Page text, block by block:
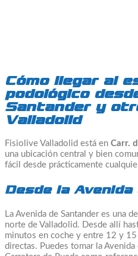
Cómo llegar al
podológico
Santander y
Valladolid
Fisiolive Valladolid está en Carr.
una ubicación central y bien
fácil desde prácticamente
Desde la
La Avenida de Santander es una
norte de Valladolid. Desde allí
minutos en coche y entre 12 y
directas. Puedes tomar la Avenida